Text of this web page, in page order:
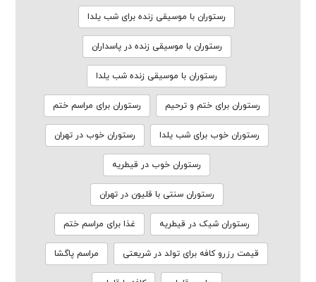
رستوران با موسیقی زنده برای شب یلدا
رستوران با موسیقی زنده در پاسداران
رستوران با موسیقی زنده شب یلدا
رستوران برای ختم و ترحیم رستوران برای مراسم ختم
رستوران خوب برای شب یلدا رستوران خوب در تهران
رستوران خوب در قیطریه
رستوران سنتی با قلیون در تهران
رستوران شیک در قیطریه غذا برای مراسم ختم
قیمت رزرو کافه برای تولد در شریعتی مراسم پاگشا